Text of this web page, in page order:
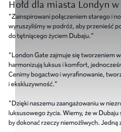
Hołd dla miasta Londyn
"Zainspirowani połączeniem starego i
wyruszyliśmy w podróż, aby przenieść
do tętniącego życiem Dubaju."
"London Gate zajmuje się tworzeniem
harmonizują luksus i komfort,
Cenimy bogactwo i wyrafinowanie,
i ekskluzywność."
"Dzięki naszemu zaangażowaniu w
luksusowego życia. Wiemy, że w
by dokonać rzeczy niemożliwych.